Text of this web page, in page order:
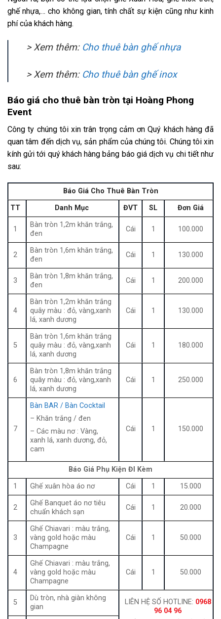
ghế nhựa,… cho không gian, tính chất sự kiện cũng như kinh
phí của khách hàng.
> Xem thêm: Cho thuê bàn ghế nhựa
> Xem thêm: Cho thuê bàn ghế inox
Báo giá cho thuê bàn tròn tại Hoàng Phong
Event
Công ty chúng tôi xin trân trọng cảm ơn Quý khách hàng đã
quan tâm đến dịch vụ, sản phẩm của chúng tôi. Chúng tôi xin
kính gửi tới quý khách hàng bảng báo giá dịch vụ chi tiết như
sau:
Báo Giá Cho Thuê Bàn Tròn
TT
Danh Mục ĐVT SL Đơn Giá
1
Bàn tròn 1,2m khăn trắng,
đen
Cái 1 100.000
2
Bàn tròn 1,6m khăn trắng,
đen
Cái 1 130.000
3
Bàn tròn 1,8m khăn trắng,
đen
Cái 1 200.000
4
Bàn tròn 1,2m khăn trắng
quây màu : đỏ, vàng,xanh
lá, xanh dương
Cái 1 130.000
5
Bàn tròn 1,6m khăn trắng
quây màu : đỏ, vàng,xanh
lá, xanh dương
Cái 1 180.000
6
Bàn tròn 1,8m khăn trắng
quây màu : đỏ, vàng,xanh
lá, xanh dương
Cái 1 250.000
7
Bàn BAR / Bàn Cocktail
– Khăn trắng / đen
– Các màu nơ : Vàng,
xanh lá, xanh dương, đỏ,
cam
Cái 1 150.000
Báo Giá Phụ Kiện ĐI Kèm
1
Ghế xuân hòa áo nơ Cái 1 15.000
2
Ghế Banquet áo nơ tiêu
chuẩn khách sạn
Cái 1 20.000
3
Ghế Chiavari : màu trắng,
vàng gold hoặc màu
Champagne
Cái 1 50.000
4
Ghế Chiavari : màu trắng,
vàng gold hoặc màu
Champagne
Cái 1 50.000
5
Dù tròn, nhà giàn không
gian
LIÊN HỆ SỐ HOTLINE: 0968
96 04 96